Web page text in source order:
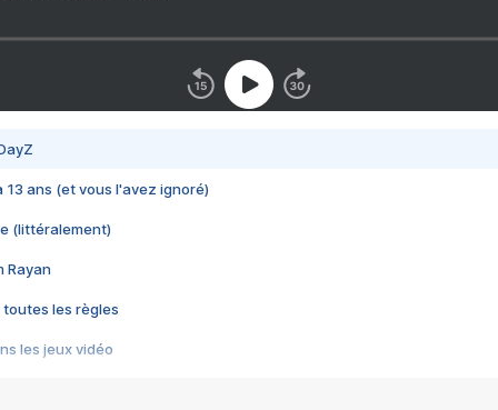
13 ans (et vous l'avez ignoré)
(littéralement)
Rayan
toutes les règles
les jeux vidéo